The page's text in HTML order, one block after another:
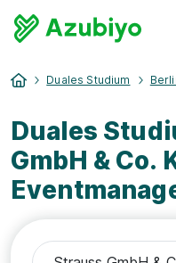
Duales Studium
Duales
GmbH & Co.